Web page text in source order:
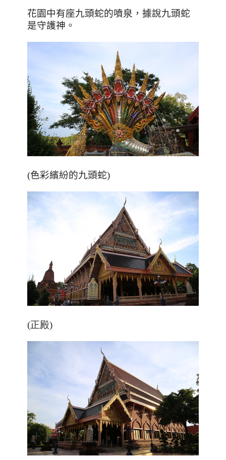
花園中有座九頭蛇的噴泉，據說九頭蛇
是守護神。
(色彩繽紛的九頭蛇)
(正殿)